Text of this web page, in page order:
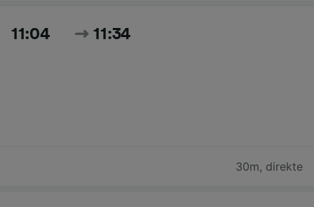
11:04 11:34
30m, direkte